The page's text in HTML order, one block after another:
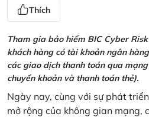
Thích
Tham gia bảo hiểm BIC Cyber
khách hàng có tài khoản ngân
các giao dịch thanh toán qua
chuyển khoản và thanh toán thẻ).
Ngày nay, cùng với sự phát
mở rộng của không gian mạng,